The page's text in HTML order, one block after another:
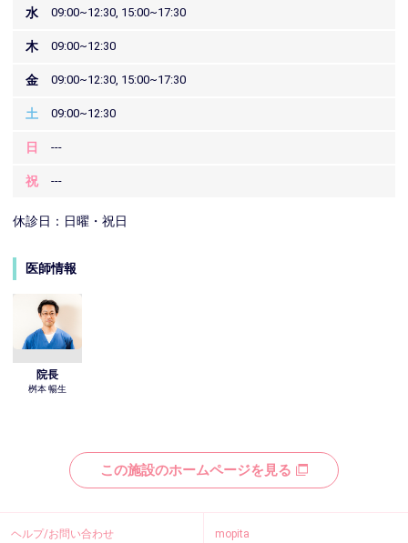
水 09:00~12:30, 15:00~17:30
木 09:00~12:30
金 09:00~12:30, 15:00~17:30
土 09:00~12:30
日 ---
祝 ---
休診日：日曜・祝日
医師情報
院長
桝本 暢生
この施設のホームページを見る
ヘルプ/お問い合わせ mopita